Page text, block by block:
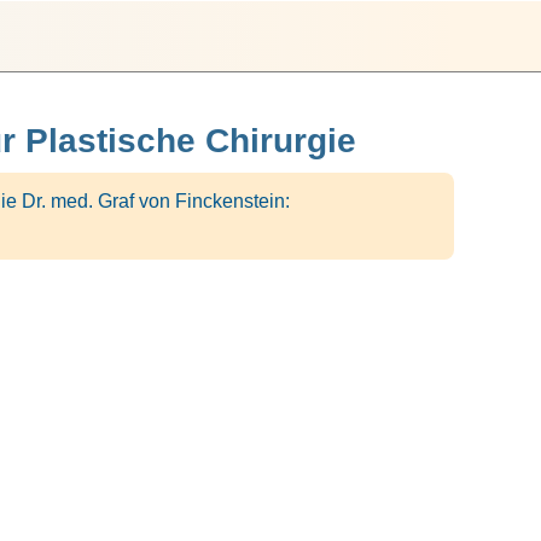
Plastische Chirurgie
Dr. med. Graf von Finckenstein: